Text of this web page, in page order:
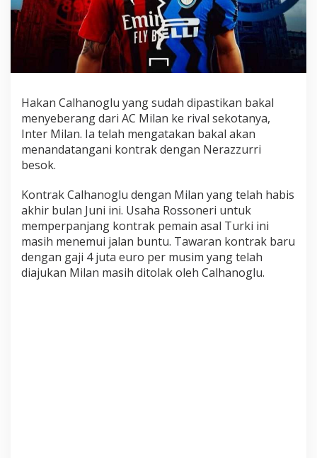
e
r
a
p
a
t
e
I
n
t
i
a
n
Hakan Calhanoglu yang sudah dipastikan bakal
menyeberang dari AC Milan ke rival sekotanya,
Inter Milan. Ia telah mengatakan bakal akan
menandatangani kontrak dengan Nerazzurri
besok.
Kontrak Calhanoglu dengan Milan yang telah habis
akhir bulan Juni ini. Usaha Rossoneri untuk
memperpanjang kontrak pemain asal Turki ini
masih menemui jalan buntu. Tawaran kontrak baru
dengan gaji 4 juta euro per musim yang telah
diajukan Milan masih ditolak oleh Calhanoglu.